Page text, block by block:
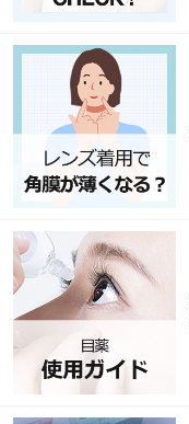
レビュー
EYEしてる
総合掲示板
カスタマーサービス
ショッピングガイド
アプリダウンロード
INSTAGRAM TWITTER